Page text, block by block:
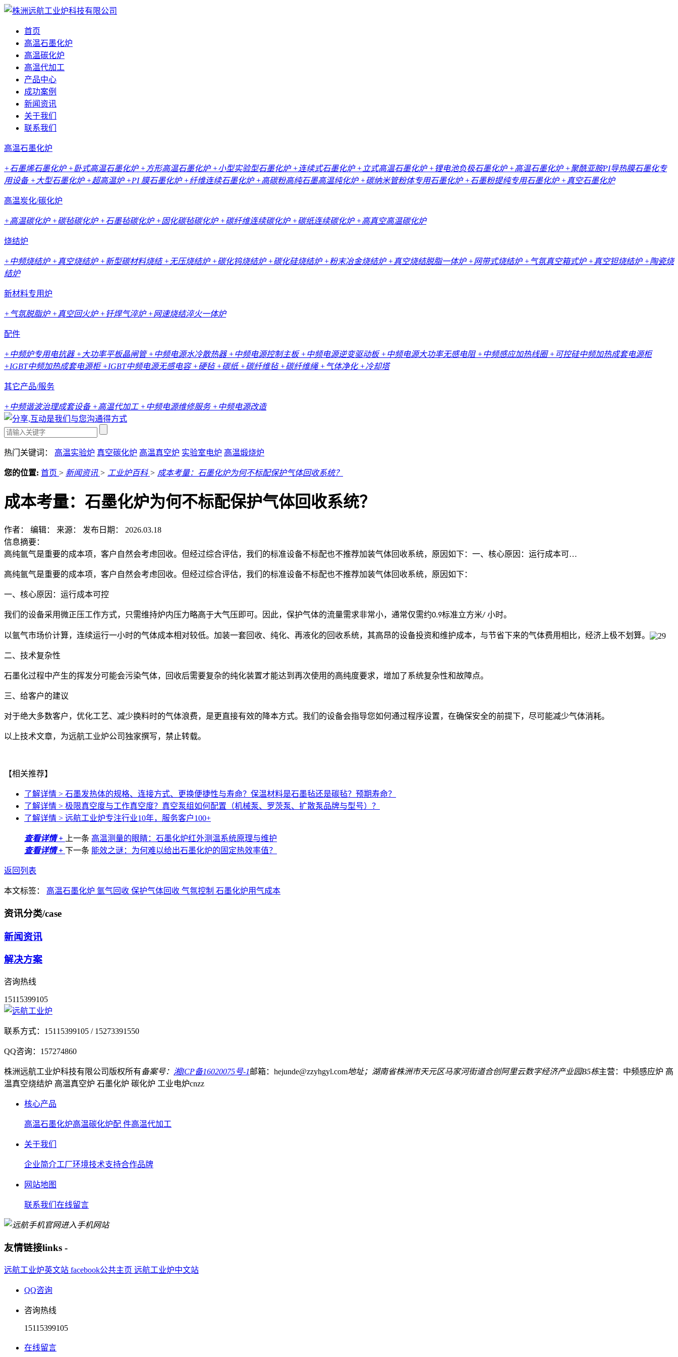
首页
高温石墨化炉
高温碳化炉
高温代加工
产品中心
成功案例
新闻资讯
关于我们
联系我们
高温石墨化炉
+石墨烯石墨化炉+卧式高温石墨化炉+方形高温石墨化炉+小型实验型石墨化炉+连续式石墨化炉+立式高温石墨化炉+锂电池负极石墨化炉+高温石墨化炉+聚酰亚胺PI导热膜石墨化专
用设备 +大型石墨化炉+超高温炉+PI 膜石墨化炉+纤维连续石墨化炉+高碳粉高纯石墨高温纯化炉+碳纳米管粉体专用石墨化炉+石墨粉提纯专用石墨化炉+真空石墨化炉
高温炭化/碳化炉
+高温碳化炉+碳毡碳化炉+石墨毡碳化炉+固化碳毡碳化炉+碳纤维连续碳化炉+碳纸连续碳化炉+高真空高温碳化炉
烧结炉
+中频烧结炉+真空烧结炉+新型碳材料烧结+无压烧结炉+碳化钨烧结炉+碳化硅烧结炉+粉末冶金烧结炉+真空烧结脱脂一体炉+网带式烧结炉+气氛真空箱式炉+真空钽烧结炉+陶瓷烧
结炉
新材料专用炉
+气氛脱脂炉+真空回火炉+钎焊气淬炉+网速烧结淬火一体炉
配件
+中频炉专用电抗器 +大功率平板晶闸管+中频电源水冷散热器 +中频电源控制主板 +中频电源逆变驱动板 +中频电源大功率无感电阻 +中频感应加热线圈+可控硅中频加热成套电源柜
+IGBT中频加热成套电源柜+IGBT中频电源无感电容+硬毡+碳纸 +碳纤维毡+碳纤维绳 +气体净化+冷却塔
其它产品/服务
+中频谐波治理成套设备 +高温代加工+中频电源维修服务 +中频电源改造
热门关键词： 高温实验炉 真空碳化炉 高温真空炉 实验室电炉 高温煅烧炉
您的位置: 首页 > 新闻资讯 > 工业炉百科 > 成本考量：石墨化炉为何不标配保护气体回收系统？
成本考量：石墨化炉为何不标配保护气体回收系统？
作者： 编辑： 来源： 发布日期： 2026.03.18
信息摘要：
高纯氩气是重要的成本项，客户自然会考虑回收。但经过综合评估，我们的标准设备不标配也不推荐加装气体回收系统，原因如下：一、核心原因：运行成本可…
高纯氩气是重要的成本项，客户自然会考虑回收。但经过综合评估，我们的标准设备不标配也不推荐加装气体回收系统，原因如下：
一、核心原因：运行成本可控
我们的设备采用微正压工作方式，只需维持炉内压力略高于大气压即可。因此，保护气体的流量需求非常小，通常仅需约0.9标准立方米/ 小时。
以氩气市场价计算，连续运行一小时的气体成本相对较低。加装一套回收、纯化、再液化的回收系统，其高昂的设备投资和维护成本，与节省下来的气体费用相比，经济上极不划算。
二、技术复杂性
石墨化过程中产生的挥发分可能会污染气体，回收后需要复杂的纯化装置才能达到再次使用的高纯度要求，增加了系统复杂性和故障点。
三、给客户的建议
对于绝大多数客户，优化工艺、减少换料时的气体浪费，是更直接有效的降本方式。我们的设备会指导您如何通过程序设置，在确保安全的前提下，尽可能减少气体消耗。
以上技术文章，为远航工业炉公司独家撰写，禁止转载。
【相关推荐】
了解详情 > 石墨发热体的规格、连接方式、更换便捷性与寿命？保温材料是石墨毡还是碳毡？预期寿命？
了解详情 > 极限真空度与工作真空度？真空泵组如何配置（机械泵、罗茨泵、扩散泵品牌与型号）？
了解详情 > 远航工业炉专注行业10年，服务客户100+
查看详情 + 上一条 高温测量的眼睛：石墨化炉红外测温系统原理与维护
查看详情 + 下一条 能效之谜：为何难以给出石墨化炉的固定热效率值？
返回列表
本文标签： 高温石墨化炉 氩气回收 保护气体回收 气氛控制 石墨化炉用气成本
资讯分类/case
新闻资讯
解决方案
咨询热线
15115399105
联系方式： 15115399105 / 15273391550
QQ咨询： 157274860
株洲远航工业炉科技有限公司 版权所有备案号： 湘ICP备16020075号-1邮箱：hejunde@zzyhgyl.com地址；湖南省株洲市天元区马家河街道合创阿里云数字经济产业园B5栋主营：中频感应炉 高
温真空烧结炉 高温真空炉 石墨化炉 碳化炉 工业电炉cnzz
核心产品
高温石墨化炉高温碳化炉配 件高温代加工
关于我们
企业简介工厂环境技术支持合作品牌
网站地图
联系我们 在线留言
进入手机网站
友情链接links -
远航工业炉英文站 facebook公共主页 远航工业炉中文站
QQ咨询
咨询热线
15115399105
在线留言